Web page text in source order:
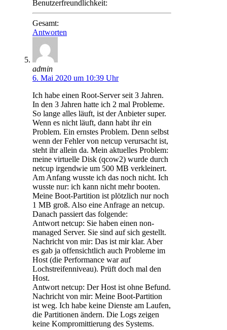
Benutzerfreundlichkeit:
Gesamt:
Antworten
admin
6. Mai 2020 um 10:39 Uhr
Ich habe einen Root-Server seit 3 Jahren.
In den 3 Jahren hatte ich 2 mal Probleme.
So lange alles läuft, ist der Anbieter super.
Wenn es nicht läuft, dann habt ihr ein
Problem. Ein ernstes Problem. Denn selbst
wenn der Fehler von netcup verursacht ist,
steht ihr allein da. Mein aktuelles Problem:
meine virtuelle Disk (qcow2) wurde durch
netcup irgendwie um 500 MB verkleinert.
Am Anfang wusste ich das noch nicht. Ich
wusste nur: ich kann nicht mehr booten.
Meine Boot-Partition ist plötzlich nur noch
1 MB groß. Also eine Anfrage an netcup.
Danach passiert das folgende:
Antwort netcup: Sie haben einen non-
managed Server. Sie sind auf sich gestellt.
Nachricht von mir: Das ist mir klar. Aber
es gab ja offensichtlich auch Probleme im
Host (die Performance war auf
Lochstreifenniveau). Prüft doch mal den
Host.
Antwort netcup: Der Host ist ohne Befund.
Nachricht von mir: Meine Boot-Partition
ist weg. Ich habe keine Dienste am Laufen,
die Partitionen ändern. Die Logs zeigen
keine Kompromittierung des Systems.